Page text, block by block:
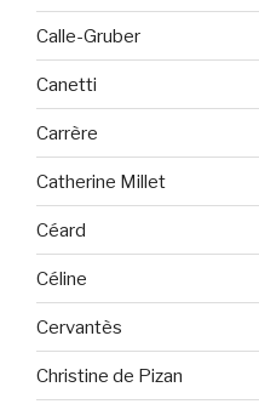
Calle-Gruber
Canetti
Carrère
Catherine Millet
Céard
Céline
Cervantès
Christine de Pizan